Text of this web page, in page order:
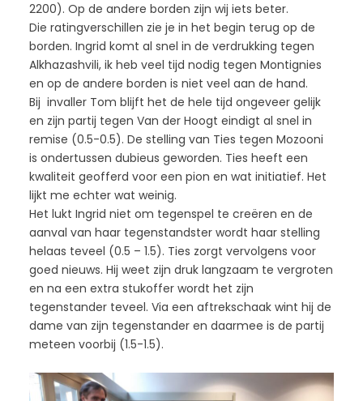
2200). Op de andere borden zijn wij iets beter.
Die ratingverschillen zie je in het begin terug op de
borden. Ingrid komt al snel in de verdrukking tegen
Alkhazashvili, ik heb veel tijd nodig tegen Montignies
en op de andere borden is niet veel aan de hand.
Bij invaller Tom blijft het de hele tijd ongeveer gelijk
en zijn partij tegen Van der Hoogt eindigt al snel in
remise (0.5-0.5). De stelling van Ties tegen Mozooni
is ondertussen dubieus geworden. Ties heeft een
kwaliteit geofferd voor een pion en wat initiatief. Het
lijkt me echter wat weinig.
Het lukt Ingrid niet om tegenspel te creëren en de
aanval van haar tegenstandster wordt haar stelling
helaas teveel (0.5 – 1.5). Ties zorgt vervolgens voor
goed nieuws. Hij weet zijn druk langzaam te vergroten
en na een extra stukoffer wordt het zijn
tegenstander teveel. Via een aftrekschaak wint hij de
dame van zijn tegenstander en daarmee is de partij
meteen voorbij (1.5-1.5).